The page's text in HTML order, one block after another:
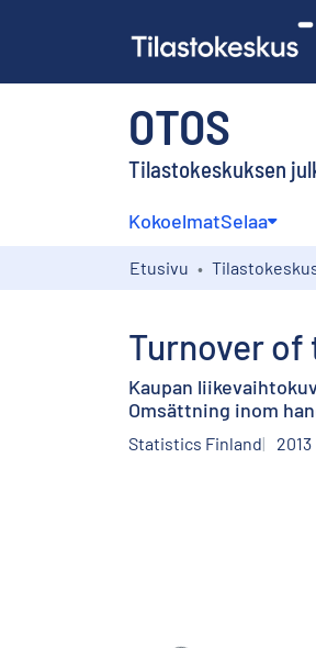
OTOS
Tilastokeskuksen
KokoelmatSelaa
Etusivu
Turnover of
Kaupan
Omsättning inom
Statistics Finland 2013